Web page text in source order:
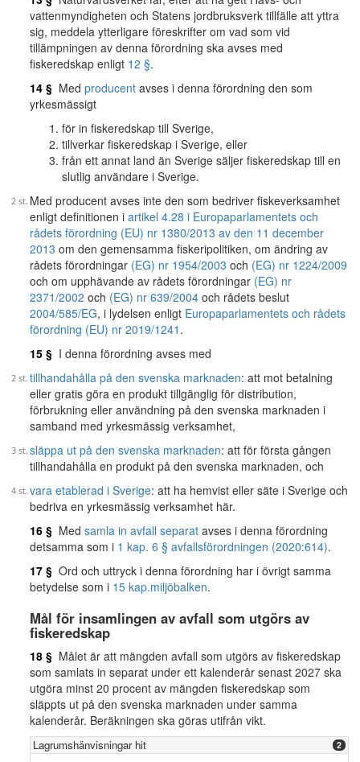
vattenmyndigheten och Statens jordbruksverk tillfälle att yttra
sig, meddela ytterligare föreskrifter om vad som vid
tillämpningen av denna förordning ska avses med
fiskeredskap enligt 12 §.
14 § Med producent avses i denna förordning den som
yrkesmässigt
för in fiskeredskap till Sverige,
tillverkar fiskeredskap i Sverige, eller
från ett annat land än Sverige säljer fiskeredskap till en
slutlig användare i Sverige.
Med producent avses inte den som bedriver fiskeverksamhet
enligt definitionen i artikel 4.28 i Europaparlamentets och
rådets förordning (EU) nr 1380/2013 av den 11 december
2013 om den gemensamma fiskeripolitiken, om ändring av
rådets förordningar (EG) nr 1954/2003 och (EG) nr 1224/2009
och om upphävande av rådets förordningar (EG) nr
2371/2002 och (EG) nr 639/2004 och rådets beslut
2004/585/EG, i lydelsen enligt Europaparlamentets och rådets
förordning (EU) nr 2019/1241 .
15 § I denna förordning avses med
tillhandahålla på den svenska marknaden: att mot betalning
eller gratis göra en produkt tillgänglig för distribution,
förbrukning eller användning på den svenska marknaden i
samband med yrkesmässig verksamhet,
släppa ut på den svenska marknaden: att för första gången
tillhandahålla en produkt på den svenska marknaden, och
vara etablerad i Sverige: att ha hemvist eller säte i Sverige och
bedriva en yrkesmässig verksamhet här.
16 § Med samla in avfall separat avses i denna förordning
detsamma som i 1 kap. 6 § avfallsförordningen (2020:614).
17 § Ord och uttryck i denna förordning har i övrigt samma
betydelse som i 15 kap.miljöbalken.
Mål för insamlingen av avfall som utgörs av
fiskeredskap
18 § Målet är att mängden avfall som utgörs av fiskeredskap
som samlats in separat under ett kalenderår senast 2027 ska
utgöra minst 20 procent av mängden fiskeredskap som
släppts ut på den svenska marknaden under samma
kalenderår. Beräkningen ska göras utifrån vikt.
Lagrumshänvisningar hit 2